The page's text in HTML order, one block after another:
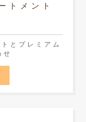
メント
とプレミアム
せ